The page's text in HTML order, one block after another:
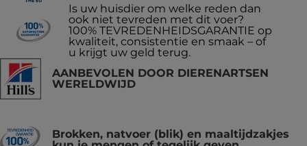
Is uw huisdier om welke reden dan
ook niet tevreden met dit voer?
100% TEVREDENHEIDSGARANTIE op
kwaliteit, consistentie en smaak – of
u krijgt uw geld terug.
AANBEVOLEN DOOR DIERENARTSEN
WERELDWIJD
Brokken, natvoer (blik) en maaltijdzakjes